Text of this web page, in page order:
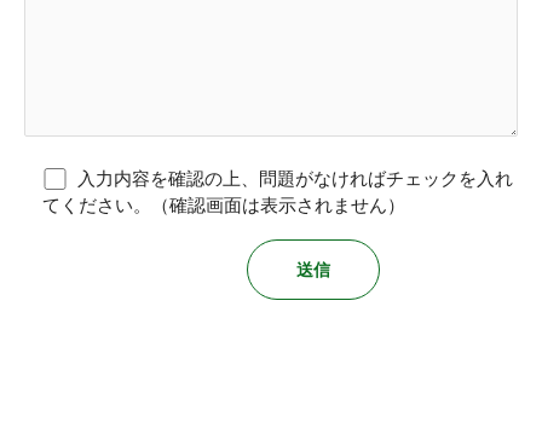
入力内容を確認の上、問題がなければチェックを入れ
てください。（確認画面は表示されません）